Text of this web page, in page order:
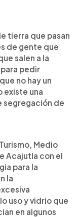
tierra que pasan
de gente que
salen a la
pedir
no hay un
existe una
segregación de
Medio
Acajutla con el
para la
la
uso y vidrio que
en algunos